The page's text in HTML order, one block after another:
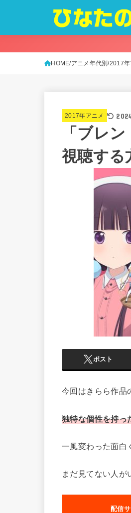
HOME アニメ年代別 2017年
2017年アニメ
「ブレ
視聴する
ポスト
今回はきらら作品
独特な個性を持っ
一風変わった面白
まだ見てない人が
配信